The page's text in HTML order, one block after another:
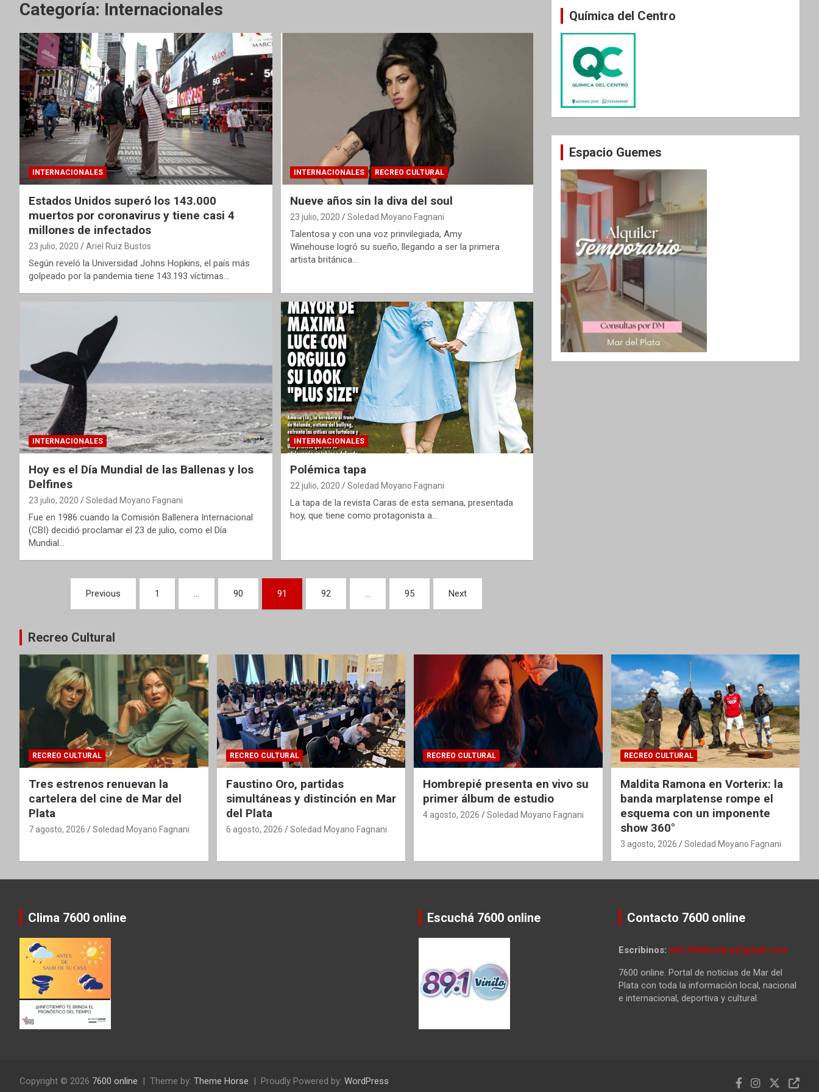
Categoría: Internacionales
INTERNACIONALES
Estados Unidos superó los 143.000
muertos por coronavirus y tiene casi 4
millones de infectados
23 julio, 2020 Ariel Ruiz Bustos
Según reveló la Universidad Johns Hopkins, el país más
golpeado por la pandemia tiene 143.193 víctimas…
INTERNACIONALES RECREO CULTURAL
Nueve años sin la diva del soul
23 julio, 2020 Soledad Moyano Fagnani
Talentosa y con una voz prinvilegiada, Amy
Winehouse logró su sueño, llegando a ser la primera
artista británica…
INTERNACIONALES
Hoy es el Día Mundial de las Ballenas y los
Delfines
23 julio, 2020 Soledad Moyano Fagnani
Fue en 1986 cuando la Comisión Ballenera Internacional
(CBI) decidió proclamar el 23 de julio, como el Día
Mundial…
INTERNACIONALES
Polémica tapa
22 julio, 2020 Soledad Moyano Fagnani
La tapa de la revista Caras de esta semana, presentada
hoy, que tiene como protagonista a…
Paginación
entradas
Previous 1 … 90 91 92 … 95 Next
Química del Centro
Espacio Guemes
Recreo Cultural
RECREO CULTURAL
Tres estrenos renuevan la
cartelera del cine de Mar del
Plata
7 agosto, 2026 Soledad Moyano Fagnani
RECREO CULTURAL
Faustino Oro, partidas
simultáneas y distinción en Mar
del Plata
6 agosto, 2026 Soledad Moyano Fagnani
RECREO CULTURAL
Hombrepié presenta en vivo su
primer álbum de estudio
4 agosto, 2026 Soledad Moyano Fagnani
RECREO CULTURAL
Maldita Ramona en Vorterix: la
banda marplatense rompe el
esquema con un imponente
show 360°
3 agosto, 2026 Soledad Moyano Fagnani
Clima 7600 online Escuchá 7600 online Contacto 7600 online
Escribinos: info7600online@gmail.com
7600 online. Portal de noticias de Mar del
Plata con toda la información local, nacional
e internacional, deportiva y cultural.
Copyright © 2026 7600 online Theme by: Theme Horse Proudly Powered by: WordPress